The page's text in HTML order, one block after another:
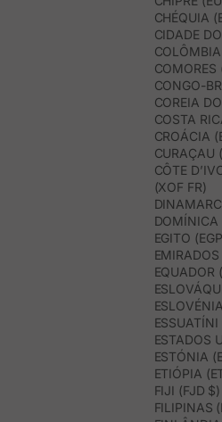
CHÉQUIA
CIDADE
COMORES
CONGO-
COREIA
COSTA
CROÁCIA
CURAÇAU
CÔTE
(XOF FR)
DOMÍNICA
EQUADOR
ESSUATÍNI
ESTADOS
ESTÓNIA
ETIÓPIA
FIJI (FJD $)
FILIPINAS